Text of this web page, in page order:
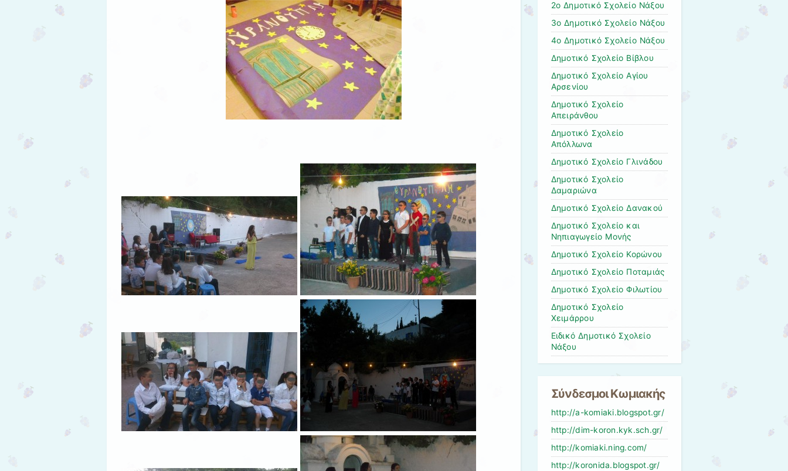
2ο Δημοτικό Σχολείο Νάξου
3ο Δημοτικό Σχολείο Νάξου
4ο Δημοτικό Σχολείο Νάξου
Δημοτικό Σχολείο Bίβλου
Δημοτικό Σχολείο Αγίου
Αρσενίου
Δημοτικό Σχολείο
Απειράνθου
Δημοτικό Σχολείο
Απόλλωνα
Δημοτικό Σχολείο Γλινάδου
Δημοτικό Σχολείο
Δαμαριώνα
Δημοτικό Σχολείο Δανακού
Δημοτικό Σχολείο και
Νηπιαγωγείο Μονής
Δημοτικό Σχολείο Κορώνου
Δημοτικό Σχολείο Ποταμιάς
Δημοτικό Σχολείο Φιλωτίου
Δημοτικό Σχολείο
Χειμάρρου
Ειδικό Δημοτικό Σχολείο
Νάξου
Σύνδεσμοι Κωμιακής
http://a-komiaki.blogspot.gr/
http://dim-koron.kyk.sch.gr/
http://komiaki.ning.com/
http://koronida.blogspot.gr/